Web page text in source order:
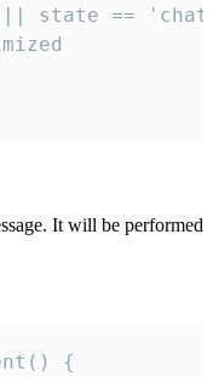
state ==
It will be performed
{